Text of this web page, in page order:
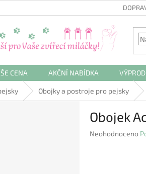
CENA AKČNÍ NABÍDKA
Obojky a postroje pro pejsky
Obojek
Průměrné
Neohodnoceno